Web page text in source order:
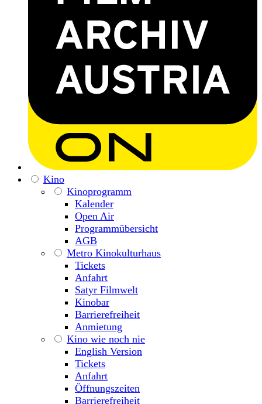
Kino
Kinoprogramm
Kalender
Open Air
Programmübersicht
AGB
Metro Kinokulturhaus
Tickets
Anfahrt
Satyr Filmwelt
Kinobar
Barrierefreiheit
Anmietung
Kino wie noch nie
English Version
Tickets
Anfahrt
Öffnungszeiten
Barrierefreiheit